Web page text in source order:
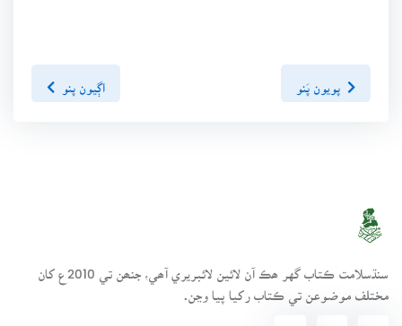
اڳيون پنو
سنڌسلامت ڪتاب گهر ھڪ آن لائين لائبريري آھي، جنھن تي 2010ع کان
مختلف موضوعن تي ڪتاب رکيا پيا وڃن.